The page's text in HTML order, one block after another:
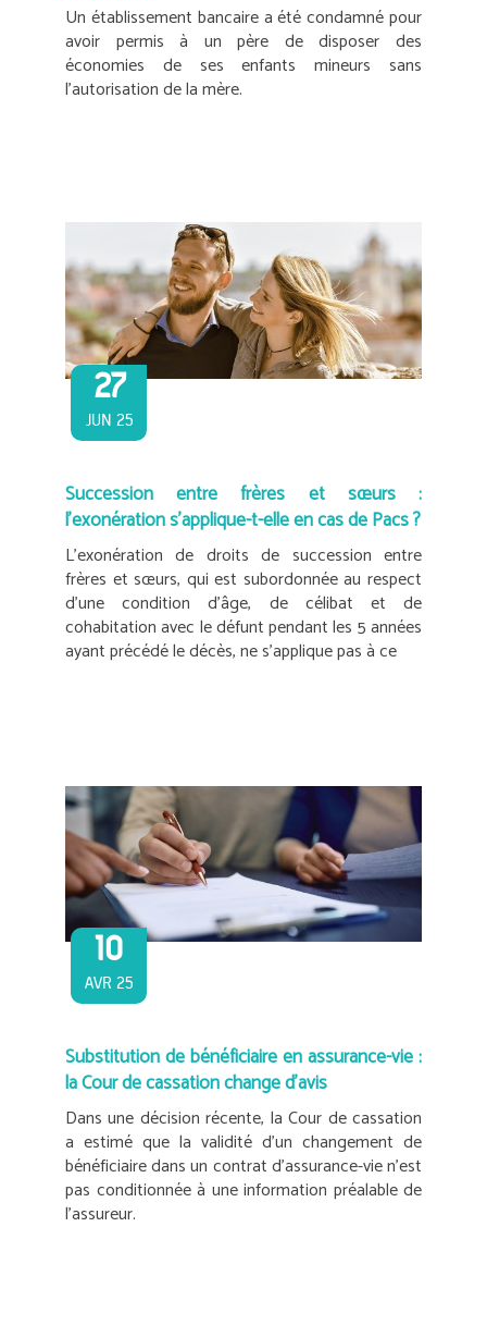
Un établissement bancaire a été condamné pour
avoir permis à un père de disposer des
économies de ses enfants mineurs sans
l’autorisation de la mère.
27
JUN 25
Succession entre frères et sœurs :
l’exonération s’applique-t-elle en cas de Pacs ?
L’exonération de droits de succession entre
frères et sœurs, qui est subordonnée au respect
d’une condition d’âge, de célibat et de
cohabitation avec le défunt pendant les 5 années
ayant précédé le décès, ne s’applique pas à ce
10
AVR 25
Substitution de bénéficiaire en assurance-vie :
la Cour de cassation change d’avis
Dans une décision récente, la Cour de cassation
a estimé que la validité d’un changement de
bénéficiaire dans un contrat d’assurance-vie n’est
pas conditionnée à une information préalable de
l’assureur.